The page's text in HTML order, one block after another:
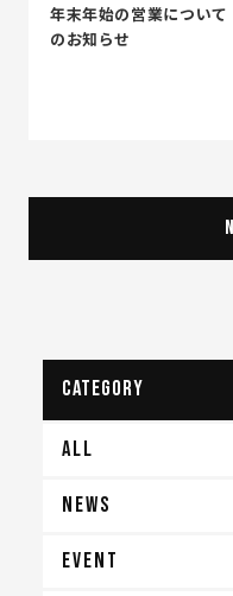
年末年始の営業について
のお知らせ
CATEGORY
ALL
NEWS
EVENT